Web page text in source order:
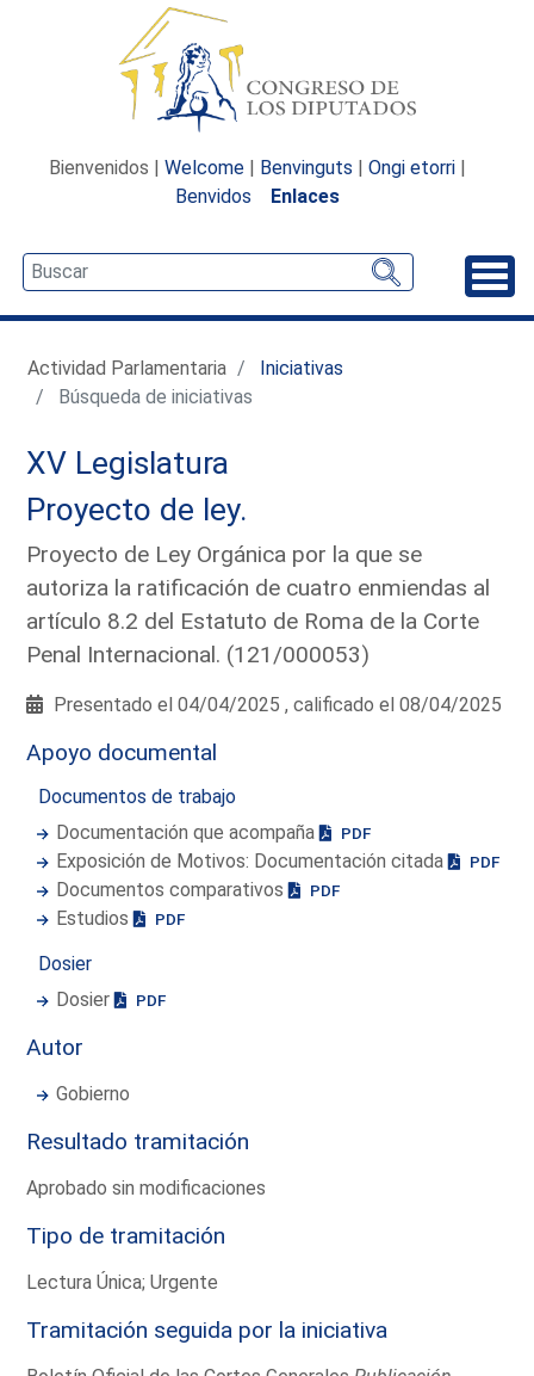
Bienvenidos | Welcome | Benvinguts | Ongi etorri |
Benvidos
Enlaces
Actividad Parlamentaria
Iniciativas
Búsqueda de iniciativas
XV Legislatura
Proyecto de ley.
Proyecto de Ley Orgánica por la que se
autoriza la ratificación de cuatro enmiendas al
artículo 8.2 del Estatuto de Roma de la Corte
Penal Internacional. (121/000053)
Presentado el 04/04/2025 , calificado el 08/04/2025
Apoyo documental
Documentos de trabajo
Documentación que acompaña
PDF
Exposición de Motivos: Documentación citada PDF
Documentos comparativos PDF
Estudios PDF
Dosier
Dosier
PDF
Autor
Gobierno
Resultado tramitación
Aprobado sin modificaciones
Tipo de tramitación
Lectura Única; Urgente
Tramitación seguida por la iniciativa